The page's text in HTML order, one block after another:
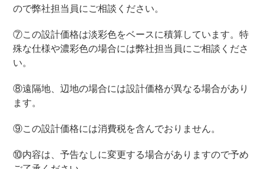
ので弊社担当員にご相談ください。
⑦この設計価格は淡彩色をベースに積算しています。特
殊な仕様や濃彩色の場合には弊社担当員にご相談くださ
い。
⑧遠隔地、辺地の場合には設計価格が異なる場合があり
ます。
⑨この設計価格には消費税を含んでおりません。
⑩内容は、予告なしに変更する場合がありますので予め